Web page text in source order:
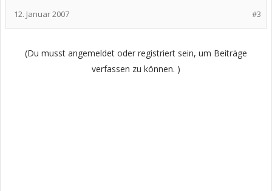
#3
12. Januar 2007
(Du musst angemeldet oder registriert sein, um Beiträge
verfassen zu können. )